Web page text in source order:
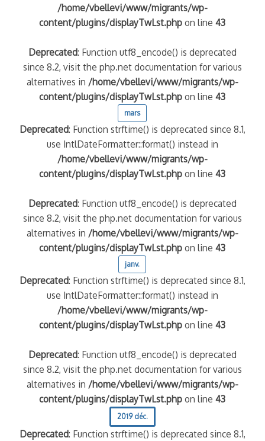
/home/vbellevi/www/migrants/wp-
content/plugins/displayTwLst.php on line43
Deprecated: Function utf8_encode() is deprecated
since 8.2, visit the php.net documentation for various
alternatives in /home/vbellevi/www/migrants/wp-
content/plugins/displayTwLst.php on line43
mars
Deprecated: Function strftime() is deprecated since 8.1,
use IntlDateFormatter::format() instead in
/home/vbellevi/www/migrants/wp-
content/plugins/displayTwLst.php on line43
Deprecated: Function utf8_encode() is deprecated
since 8.2, visit the php.net documentation for various
alternatives in /home/vbellevi/www/migrants/wp-
content/plugins/displayTwLst.php on line43
janv.
Deprecated: Function strftime() is deprecated since 8.1,
use IntlDateFormatter::format() instead in
/home/vbellevi/www/migrants/wp-
content/plugins/displayTwLst.php on line43
Deprecated: Function utf8_encode() is deprecated
since 8.2, visit the php.net documentation for various
alternatives in /home/vbellevi/www/migrants/wp-
content/plugins/displayTwLst.php on line43
2019 déc.
Deprecated: Function strftime() is deprecated since 8.1,